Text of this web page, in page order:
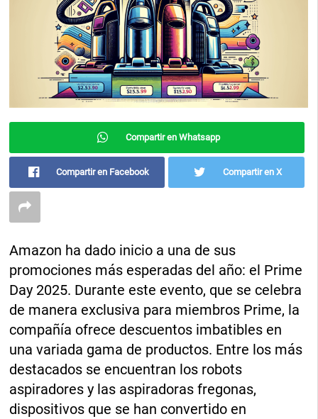
Compartir en Whatsapp
Compartir en Facebook Compartir en X
Amazon ha dado inicio a una de sus
promociones más esperadas del año: el Prime
Day 2025. Durante este evento, que se celebra
de manera exclusiva para miembros Prime, la
compañía ofrece descuentos imbatibles en
una variada gama de productos. Entre los más
destacados se encuentran los robots
aspiradores y las aspiradoras fregonas,
dispositivos que se han convertido en